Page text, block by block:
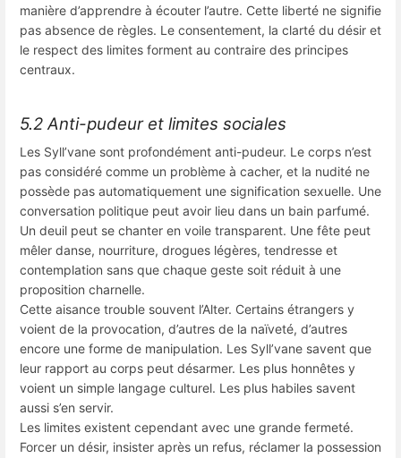
manière d’apprendre à écouter l’autre. Cette liberté ne signifie
pas absence de règles. Le consentement, la clarté du désir et
le respect des limites forment au contraire des principes
centraux.
5.2 Anti-pudeur et limites sociales
Les Syll’vane sont profondément anti-pudeur. Le corps n’est
pas considéré comme un problème à cacher, et la nudité ne
possède pas automatiquement une signification sexuelle. Une
conversation politique peut avoir lieu dans un bain parfumé.
Un deuil peut se chanter en voile transparent. Une fête peut
mêler danse, nourriture, drogues légères, tendresse et
contemplation sans que chaque geste soit réduit à une
proposition charnelle.
Cette aisance trouble souvent l’Alter. Certains étrangers y
voient de la provocation, d’autres de la naïveté, d’autres
encore une forme de manipulation. Les Syll’vane savent que
leur rapport au corps peut désarmer. Les plus honnêtes y
voient un simple langage culturel. Les plus habiles savent
aussi s’en servir.
Les limites existent cependant avec une grande fermeté.
Forcer un désir, insister après un refus, réclamer la possession